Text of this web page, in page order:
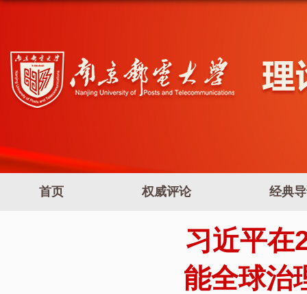
首页 权威评论 经典
习近平在
能全球治